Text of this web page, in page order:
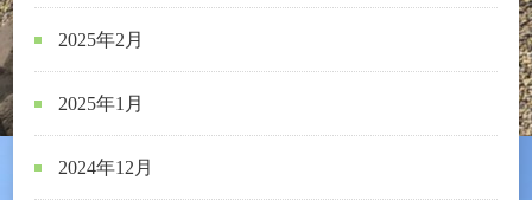
2025年2月
2025年1月
2024年12月